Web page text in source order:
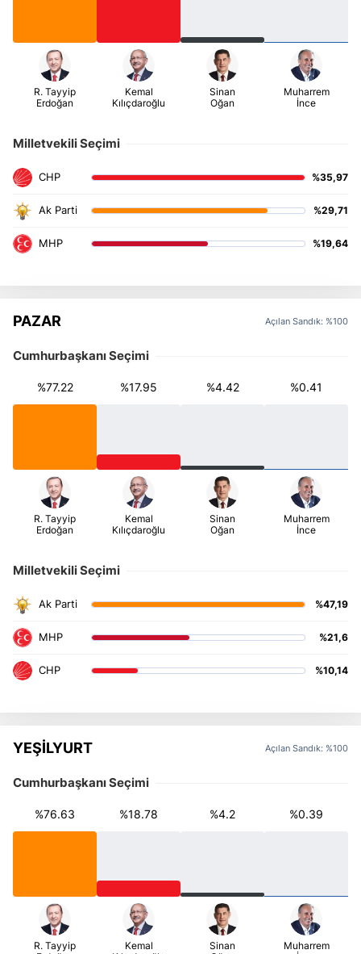
Milletvekili Seçimi
%35,97
%29,71
%19,64
PAZAR Açılan Sandık: %100
Cumhurbaşkanı Seçimi
%77.22 %17.95 %4.42 %0.41
Milletvekili Seçimi
%47,19
%21,6
%10,14
YEŞİLYURT Açılan Sandık: %100
Cumhurbaşkanı Seçimi
%76.63 %18.78 %4.2 %0.39